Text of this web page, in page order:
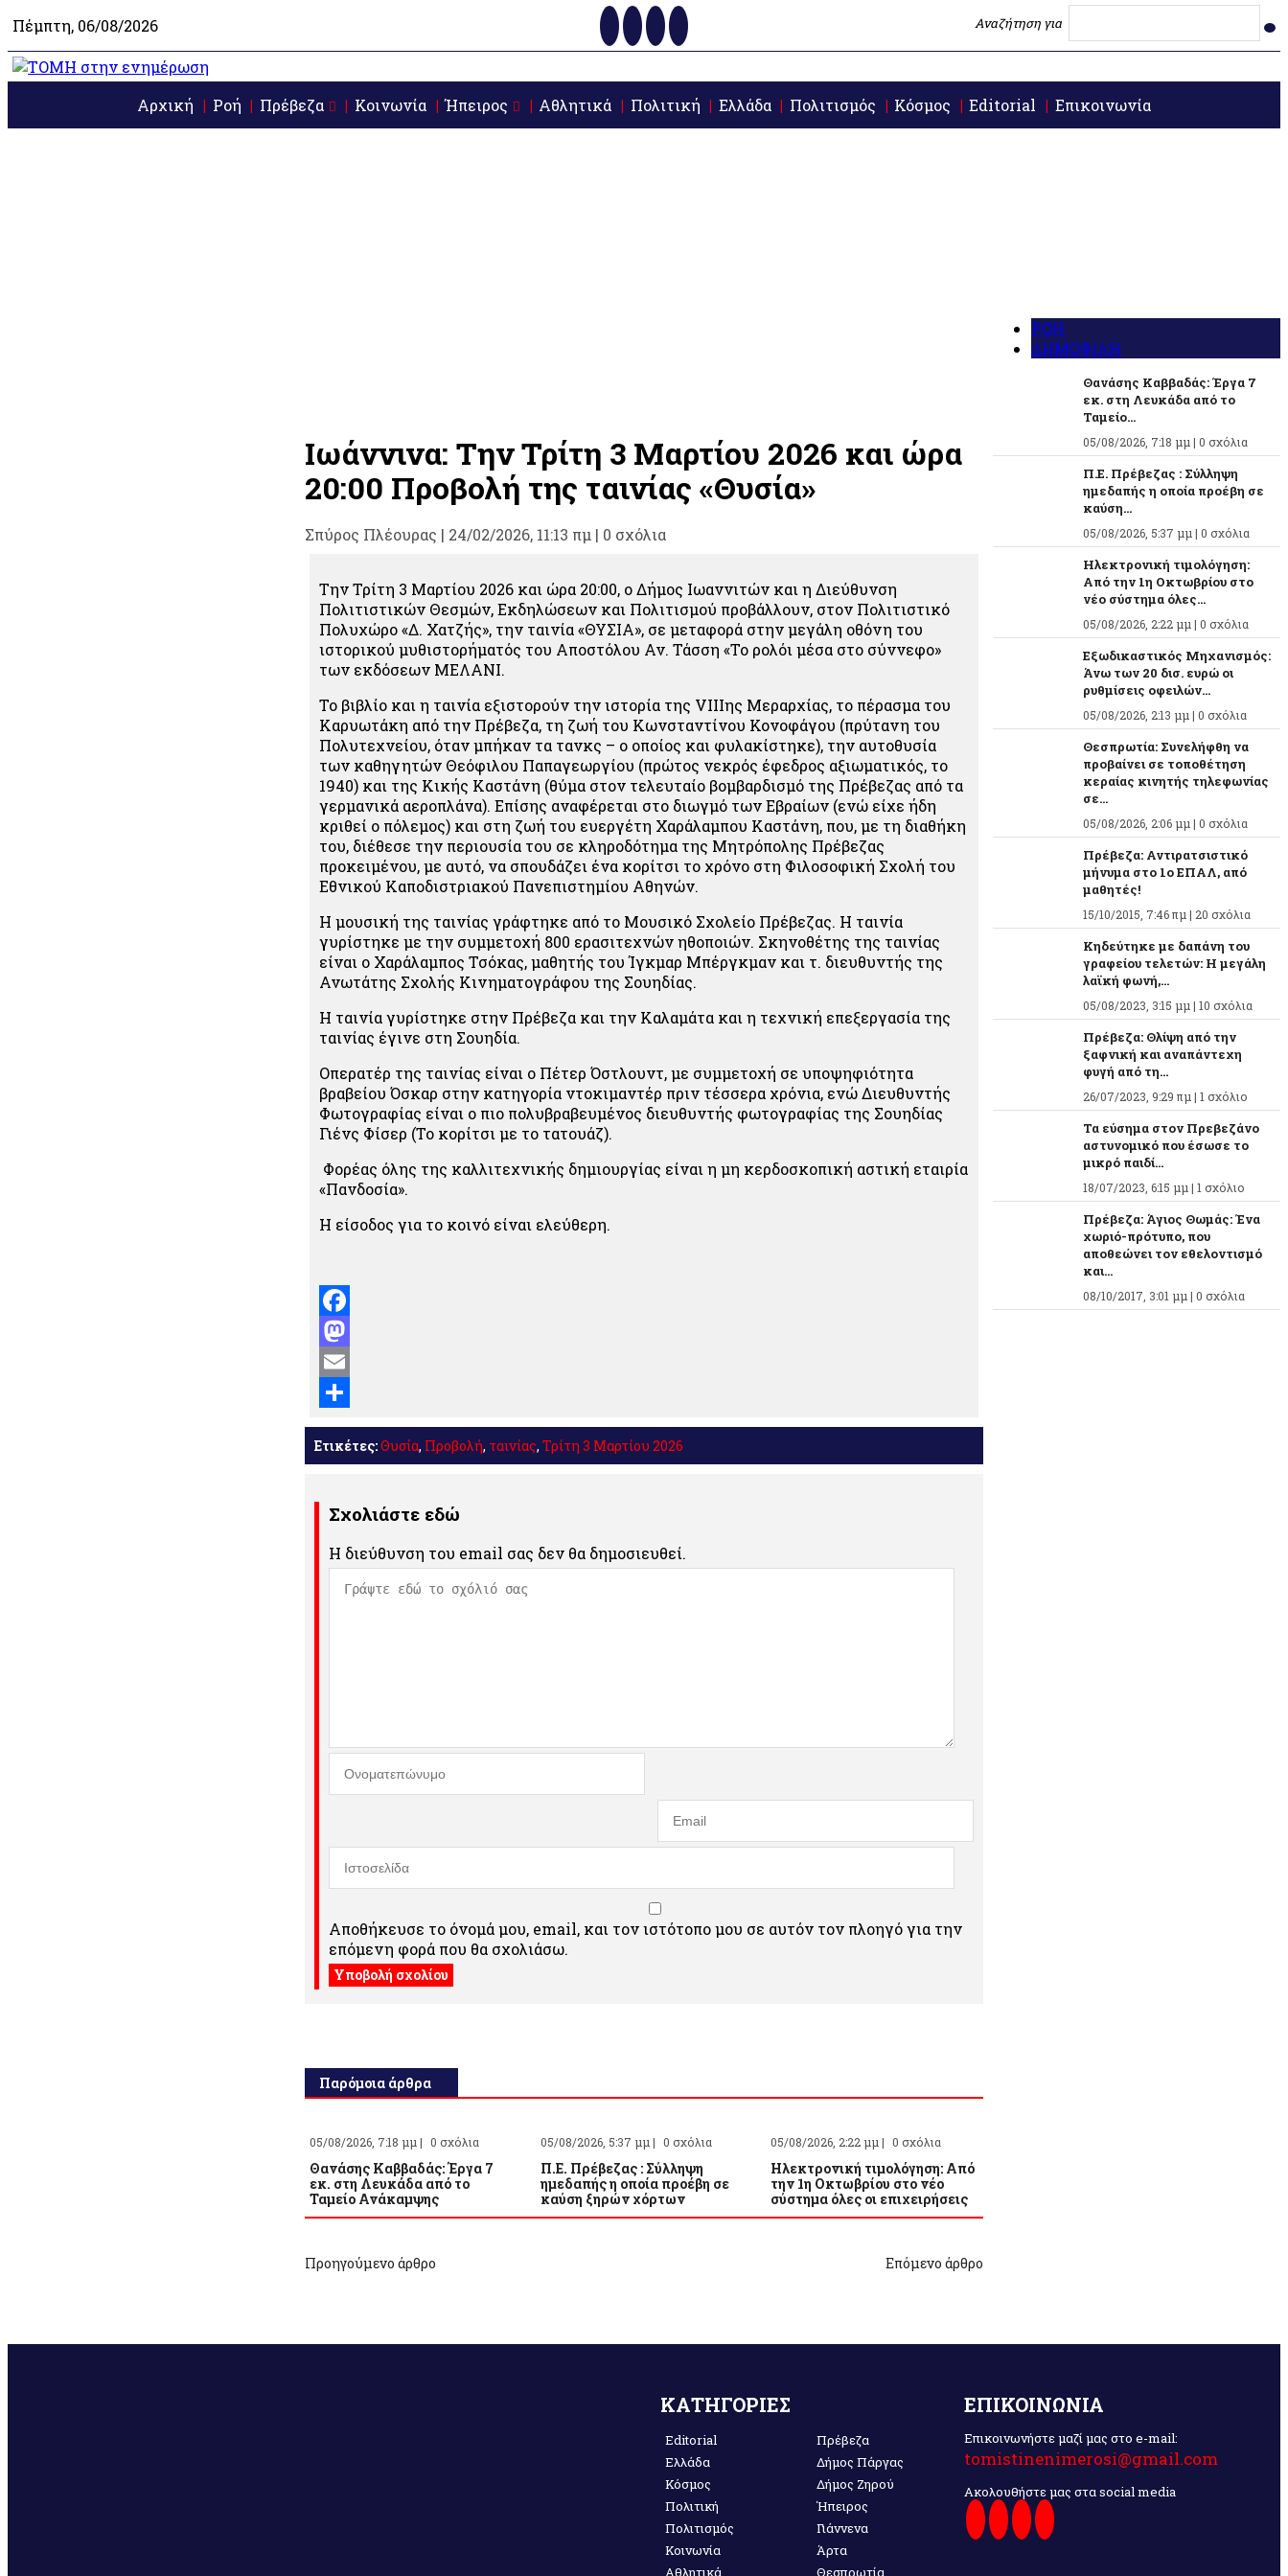
Πέμπτη, 06/08/2026 Αναζήτηση για
Αρχική Ροή Πρέβεζα Κοινωνία Ήπειρος Αθλητικά Πολιτική Ελλάδα Πολιτισμός Κόσμος Editorial Επικοινωνία
Ιωάννινα: Την Τρίτη 3 Μαρτίου 2026 και ώρα
20:00 Προβολή της ταινίας «Θυσία»
Σπύρος Πλέουρας | 24/02/2026, 11:13 πμ | 0 σχόλια
Την Τρίτη 3 Μαρτίου 2026 και ώρα 20:00, ο Δήμος Ιωαννιτών και η Διεύθυνση
Πολιτιστικών Θεσμών, Εκδηλώσεων και Πολιτισμού προβάλλουν, στον Πολιτιστικό
Πολυχώρο «Δ. Χατζής», την ταινία «ΘΥΣΙΑ», σε μεταφορά στην μεγάλη οθόνη του
ιστορικού μυθιστορήματός του Αποστόλου Αν. Τάσση «Το ρολόι μέσα στο σύννεφο»
των εκδόσεων ΜΕΛΑΝΙ.
Το βιβλίο και η ταινία εξιστορούν την ιστορία της VIIIης Μεραρχίας, το πέρασμα του
Καρυωτάκη από την Πρέβεζα, τη ζωή του Κωνσταντίνου Κονοφάγου (πρύτανη του
Πολυτεχνείου, όταν μπήκαν τα τανκς – ο οποίος και φυλακίστηκε), την αυτοθυσία
των καθηγητών Θεόφιλου Παπαγεωργίου (πρώτος νεκρός έφεδρος αξιωματικός, το
1940) και της Κικής Καστάνη (θύμα στον τελευταίο βομβαρδισμό της Πρέβεζας από τα
γερμανικά αεροπλάνα). Επίσης αναφέρεται στο διωγμό των Εβραίων (ενώ είχε ήδη
κριθεί ο πόλεμος) και στη ζωή του ευεργέτη Χαράλαμπου Καστάνη, που, με τη διαθήκη
του, διέθεσε την περιουσία του σε κληροδότημα της Μητρόπολης Πρέβεζας
προκειμένου, με αυτό, να σπουδάζει ένα κορίτσι το χρόνο στη Φιλοσοφική Σχολή του
Εθνικού Καποδιστριακού Πανεπιστημίου Αθηνών.
Η μουσική της ταινίας γράφτηκε από το Μουσικό Σχολείο Πρέβεζας. Η ταινία
γυρίστηκε με την συμμετοχή 800 ερασιτεχνών ηθοποιών. Σκηνοθέτης της ταινίας
είναι ο Χαράλαμπος Τσόκας, μαθητής του Ίγκμαρ Μπέργκμαν και τ. διευθυντής της
Ανωτάτης Σχολής Κινηματογράφου της Σουηδίας.
Η ταινία γυρίστηκε στην Πρέβεζα και την Καλαμάτα και η τεχνική επεξεργασία της
ταινίας έγινε στη Σουηδία.
Οπερατέρ της ταινίας είναι ο Πέτερ Όστλουντ, με συμμετοχή σε υποψηφιότητα
βραβείου Όσκαρ στην κατηγορία ντοκιμαντέρ πριν τέσσερα χρόνια, ενώ Διευθυντής
Φωτογραφίας είναι ο πιο πολυβραβευμένος διευθυντής φωτογραφίας της Σουηδίας
Γιένς Φίσερ (Το κορίτσι με το τατουάζ).
Φορέας όλης της καλλιτεχνικής δημιουργίας είναι η μη κερδοσκοπική αστική εταιρία
«Πανδοσία».
Η είσοδος για το κοινό είναι ελεύθερη.
Facebook
Mastodon
Email
Μοιραστείτε
Ετικέτες:Θυσία, Προβολή, ταινίας, Τρίτη 3 Μαρτίου 2026
Σχολιάστε εδώ
Η διεύθυνση του email σας δεν θα δημοσιευθεί.
Αποθήκευσε το όνομά μου, email, και τον ιστότοπο μου σε αυτόν τον πλοηγό για την
επόμενη φορά που θα σχολιάσω.
Παρόμοια άρθρα
05/08/2026, 7:18 μμ | 0 σχόλια
Θανάσης Καββαδάς: Έργα 7
εκ. στη Λευκάδα από το
Ταμείο Ανάκαμψης
05/08/2026, 5:37 μμ | 0 σχόλια
Π.Ε. Πρέβεζας : Σύλληψη
ημεδαπής η οποία προέβη σε
καύση ξηρών χόρτων
05/08/2026, 2:22 μμ | 0 σχόλια
Ηλεκτρονική τιμολόγηση: Από
την 1η Οκτωβρίου στο νέο
σύστημα όλες οι επιχειρήσεις
Προηγούμενο άρθρο Επόμενο άρθρο
ΡΟΗ
ΔΗΜΟΦΙΛΗ
Θανάσης Καββαδάς: Έργα 7
εκ. στη Λευκάδα από το
Ταμείο...
05/08/2026, 7:18 μμ | 0 σχόλια
Π.Ε. Πρέβεζας : Σύλληψη
ημεδαπής η οποία προέβη σε
καύση...
05/08/2026, 5:37 μμ | 0 σχόλια
Ηλεκτρονική τιμολόγηση:
Από την 1η Οκτωβρίου στο
νέο σύστημα όλες...
05/08/2026, 2:22 μμ | 0 σχόλια
Εξωδικαστικός Μηχανισμός:
Άνω των 20 δισ. ευρώ οι
ρυθμίσεις οφειλών...
05/08/2026, 2:13 μμ | 0 σχόλια
Θεσπρωτία: Συνελήφθη να
προβαίνει σε τοποθέτηση
κεραίας κινητής τηλεφωνίας
σε...
05/08/2026, 2:06 μμ | 0 σχόλια
Πρέβεζα: Αντιρατσιστικό
μήνυμα στο 1ο ΕΠΑΛ, από
μαθητές!
15/10/2015, 7:46 πμ | 20 σχόλια
Κηδεύτηκε με δαπάνη του
γραφείου τελετών: Η μεγάλη
λαϊκή φωνή,...
05/08/2023, 3:15 μμ | 10 σχόλια
Πρέβεζα: Θλίψη από την
ξαφνική και αναπάντεχη
φυγή από τη...
26/07/2023, 9:29 πμ | 1 σχόλιο
Τα εύσημα στον Πρεβεζάνο
αστυνομικό που έσωσε το
μικρό παιδί...
18/07/2023, 6:15 μμ | 1 σχόλιο
Πρέβεζα: Άγιος Θωμάς: Ένα
χωριό-πρότυπο, που
αποθεώνει τον εθελοντισμό
και...
08/10/2017, 3:01 μμ | 0 σχόλια
ΚΑΤΗΓΟΡΙΕΣ
Editorial
Ελλάδα
Κόσμος
Πολιτική
Πολιτισμός
Κοινωνία
Πρέβεζα
Δήμος Πάργας
Δήμος Ζηρού
Ήπειρος
Γιάννενα
Άρτα
ΕΠΙΚΟΙΝΩΝΙΑ
Επικοινωνήστε μαζί μας στο e-mail:
tomistinenimerosi@gmail.com
Ακολουθήστε μας στα social media